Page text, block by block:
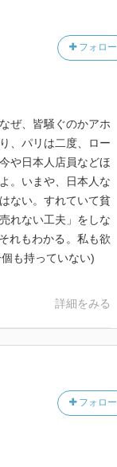
フォロー
ぜ、皆騒ぐのかアホ
、パリは二度、ロー
や日本人店員などほ
。いまや、日本人な
ない。すれていて貧
れない工夫」をしな
れもわかる。私も欲
も持っていない)
詳細をみる
フォロー